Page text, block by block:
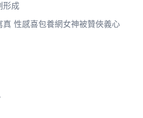
形成
性感喜包養網女神被贊俠義心